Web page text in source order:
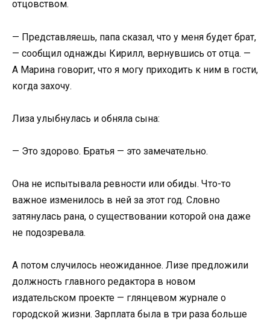
отцовством.
— Представляешь, папа сказал, что у меня будет брат,
— сообщил однажды Кирилл, вернувшись от отца. —
А Марина говорит, что я могу приходить к ним в гости,
когда захочу.
Лиза улыбнулась и обняла сына:
— Это здорово. Братья — это замечательно.
Она не испытывала ревности или обиды. Что-то
важное изменилось в ней за этот год. Словно
затянулась рана, о существовании которой она даже
не подозревала.
А потом случилось неожиданное. Лизе предложили
должность главного редактора в новом
издательском проекте — глянцевом журнале о
городской жизни. Зарплата была в три раза больше